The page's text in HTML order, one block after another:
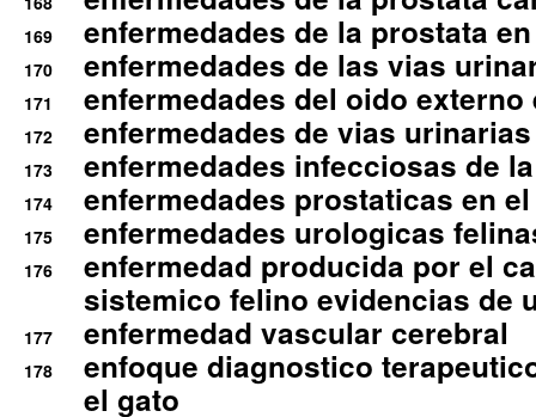
169 enfermedades de la prostata
170 enfermedades de las vias
171 enfermedades del oido
172 enfermedades de vias
173 enfermedades infecciosas de
174 enfermedades prostaticas en
175 enfermedades urologicas
176
enfermedad producida por el
sistemico felino evidencias de
177 enfermedad vascular cerebral
178
enfoque diagnostico
el gato